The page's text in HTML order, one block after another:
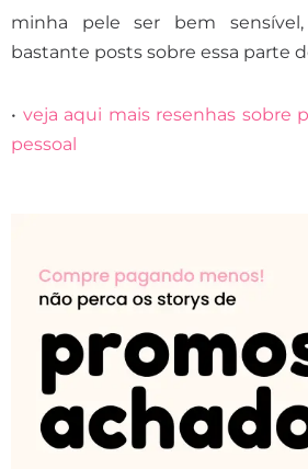
minha pele ser bem
bastante posts sobre essa parte
• veja aqui mais resenhas sobre
pessoal